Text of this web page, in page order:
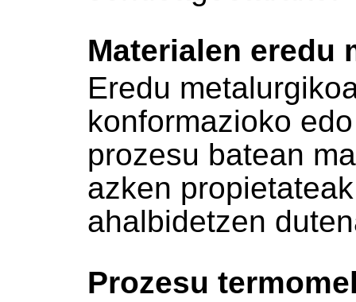
Materialen eredu
Eredu
konformazioko
prozesu batean
azken
ahalbidetzen
Prozesu